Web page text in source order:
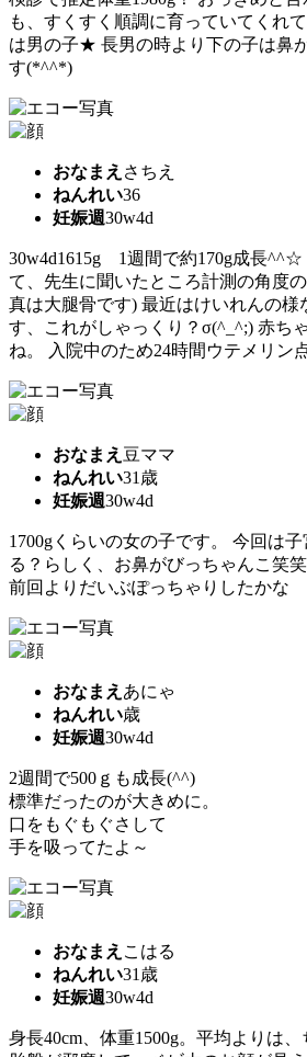
も、すくすく順調に育っていてくれ
は男の子★ 長男の時より下の子は鼻
す(*^^*)
おなまえ さちえ
ねんれい36
妊娠週30w4d
30w4d1615g 1週間で約170g成長^^☆
て、先生に聞いたところ計測の角度
真は大腿骨です) 最近はけいれんの様
す、これがしゃっくり？σ(^_^;) 赤ち
ね。 入院中のため24時間ウテメリン
おなまえ 豆ママ
ねんれい31歳
妊娠週30w4d
1700gくらいの女の子です。 今回は
る？らしく、お鼻がびっちゃんこ笑
前回よりだいぶぽっちゃりしたかな
おなまえ あにゃ
ねんれい歳
妊娠週30w4d
2週間で500ｇも成長(^^)
標準だったのが大きめに。
口をもぐもぐさして
手を吸ってたよ～
おなまえ こはる
ねんれい31歳
妊娠週30w4d
身長40cm、体重1500g。平均よりは